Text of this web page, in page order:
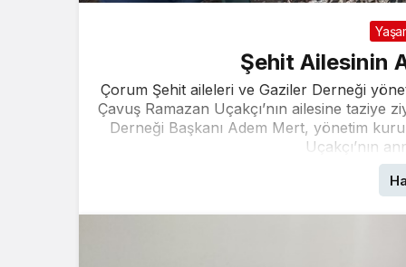
Şehit Ailesinin
Çorum Şehit aileleri ve Gaziler Derneği
Çavuş Ramazan Uçakçı’nın ailesine taziye
Derneği Başkanı Adem Mert, yönetim
Uçakçı’nın